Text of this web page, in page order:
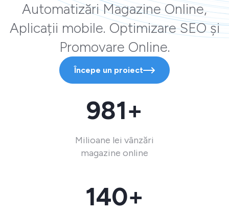
Automatizări Magazine Online,
Aplicații mobile. Optimizare SEO și
Promovare Online.
Începe un proiect
981+
Milioane lei vânzări
magazine online
140+